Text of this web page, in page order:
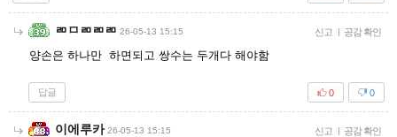
ㄻㅁㄻㄻㄻ 26-05-13 15:15 신고 | 공감 확인
양손은 하나만 하면되고 쌍수는 두개다 해야함
답글 0
0
이에루카 26-05-13 15:15 신고 | 공감 확인